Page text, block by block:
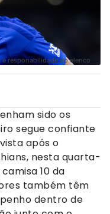
responabilidade do elenco
sido os
segue confiante
após o
nesta quarta-
10 da
também têm
dentro de